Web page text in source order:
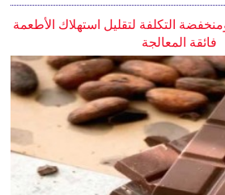
التكلفة لتقليل استهلاك الأطعمة
فائقة المعالجة